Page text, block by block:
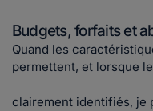
Budgets, forfaits et
Quand les
permettent, et lorsque
clairement identifiés, je